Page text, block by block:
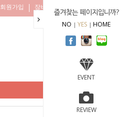
즐겨찾는 페이지입니까?
NO YES HOME
EVENT
REVIEW
회원가입 장바구니